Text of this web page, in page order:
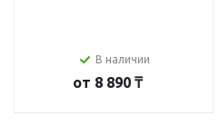
В наличии
от 8 890 ₸